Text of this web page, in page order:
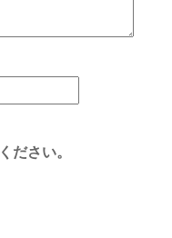
ださい。